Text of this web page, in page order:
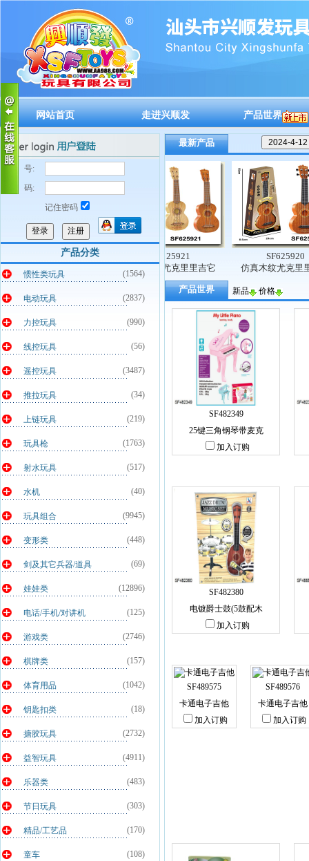
网站首页 走进兴顺发 产品世界
账 号:
密 码:
记住密码
产品分类
(1564)
惯性类玩具
(2837)
电动玩具
(990)
力控玩具
(56)
线控玩具
(3487)
遥控玩具
(34)
推拉玩具
(219)
上链玩具
(1763)
玩具枪
(517)
射水玩具
(40)
水机
(9945)
玩具组合
(448)
变形类
(69)
剑及其它兵器/道具
(12896)
娃娃类
(125)
电话/手机/对讲机
(2746)
游戏类
(157)
棋牌类
(1042)
体育用品
(18)
钥匙扣类
(2732)
搪胶玩具
(4911)
益智玩具
(483)
乐器类
(303)
节日玩具
(170)
精品/工艺品
(108)
童车
最新产品
真木纹尤克里里吉它
SF625921
仿真木纹尤克里里吉它
SF625920
仿真木纹尤克里里吉
产品世界 新品 价格
SF482349
25键三角钢琴带麦克
加入订购
SF482380
电镀爵士鼓(5鼓配木
加入订购
SF489575
卡通电子吉他
加入订购
SF489576
卡通电子吉他
加入订购